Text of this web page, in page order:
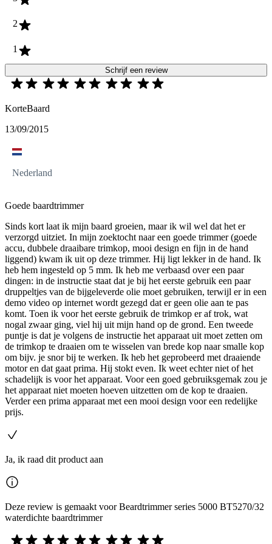
2
1
Schrijf een review
KorteBaard
13/09/2015
Nederland
Goede baardtrimmer
Sinds kort laat ik mijn baard groeien, maar ik wil wel dat het er
verzorgd uitziet. In mijn zoektocht naar een goede trimmer (goede
accu, dubbele draaibare trimkop, mooi design en fijn in de hand
liggend) kwam ik uit op deze trimmer. Hij ligt lekker in de hand. Ik
heb hem ingesteld op 5 mm. Ik heb me verbaasd over een paar
dingen: in de instructie staat dat je bij het eerste gebruik een paar
druppeltjes van de bijgeleverde olie moet gebruiken, terwijl er in een
demo video op internet wordt gezegd dat er geen olie aan te pas
komt. Toen ik voor het eerste gebruik de trimkop er af trok, wat
nogal zwaar ging, viel hij uit mijn hand op de grond. Een tweede
puntje is dat je volgens de instructie het apparaat uit moet zetten om
de trimkop te draaien om te wisselen van brede kop naar smalle kop
om bijv. je snor bij te werken. Ik heb het geprobeerd met draaiende
motor en dat gaat prima. Hij stokt even. Ik weet echter niet of het
schadelijk is voor het apparaat. Voor een goed gebruiksgemak zou je
het apparaat niet moeten hoeven uitzetten om de kop te draaien.
Verder een prima apparaat met een mooi design voor een redelijke
prijs.
Ja, ik raad dit product aan
Deze review is gemaakt voor Beardtrimmer series 5000 BT5270/32
waterdichte baardtrimmer